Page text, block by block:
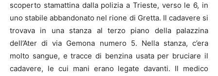
scoperto stamattina dalla polizia a Trieste, verso le 6, in
uno stabile abbandonato nel rione di Gretta. Il cadavere si
trovava in una stanza al terzo piano della palazzina
dell’Ater di via Gemona numero 5. Nella stanza, c’era
molto sangue, e tracce di benzina usata per bruciare il
cadavere, le cui mani erano legate davanti. Il medico